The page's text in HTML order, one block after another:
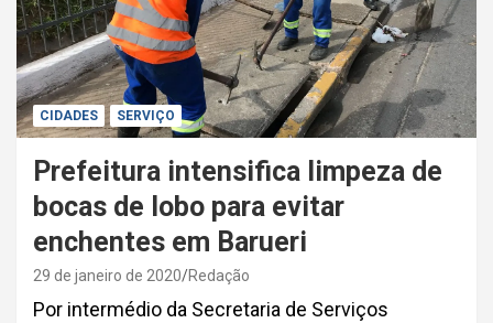
CIDADES SERVIÇO
Prefeitura intensifica limpeza de
bocas de lobo para evitar
enchentes em Barueri
29 de janeiro de 2020 Redação
Por intermédio da Secretaria de Serviços